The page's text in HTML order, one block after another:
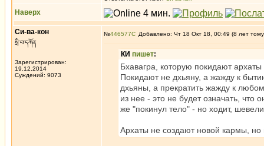
Наверх
Си-ва-кон
སྲི་བ་དཀོན
Зарегистрирован:
19.12.2014
Суждений: 9073
№446577 Добавлено: Чт 18 Окт 18, 00:49 (8 лет
КИ пишет:
Бхавагра, которую покидают
Покидают не дхьяну, а жажду к
дхьяны, а прекратить жажду к
из нее - это не будет означать, что
же "покинул тело" - но ходит,
Архаты не создают новой кармы, но